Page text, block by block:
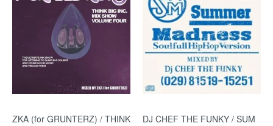
ZKA (for GRUNTERZ) / THINK
DJ CHEF THE FUNKY / SUM